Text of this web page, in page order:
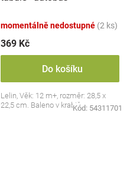
momentálně nedostupné (2 ks)
369 Kč
Do košíku
Lelin, Věk: 12 m+, rozměr: 28,5 x
22,5 cm. Baleno v krabičce.
Kód: 54311701